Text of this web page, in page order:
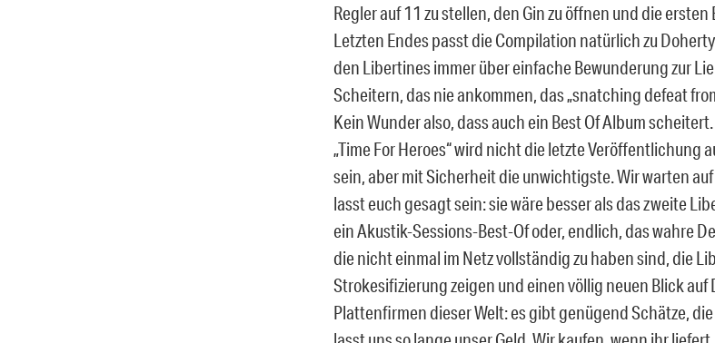
Regler auf 11 zu stellen, den Gin zu öffnen und die
Letzten Endes passt die Compilation natürlich zu
den Libertines immer über einfache Bewunderung zur
Scheitern, das nie ankommen, das „snatching defeat
Kein Wunder also, dass auch ein Best Of Album scheitert.
„Time For Heroes“ wird nicht die letzte Veröffentlichung
sein, aber mit Sicherheit die unwichtigste. Wir warten
lasst euch gesagt sein: sie wäre besser als das zweite
ein Akustik-Sessions-Best-Of oder, endlich, das wahre
die nicht einmal im Netz vollständig zu haben sind, die
Strokesifizierung zeigen und einen völlig neuen Blick
Plattenfirmen dieser Welt: es gibt genügend Schätze,